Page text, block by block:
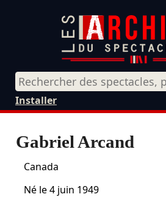
Installer
Gabriel Arcand
Canada
Né le4 juin 1949